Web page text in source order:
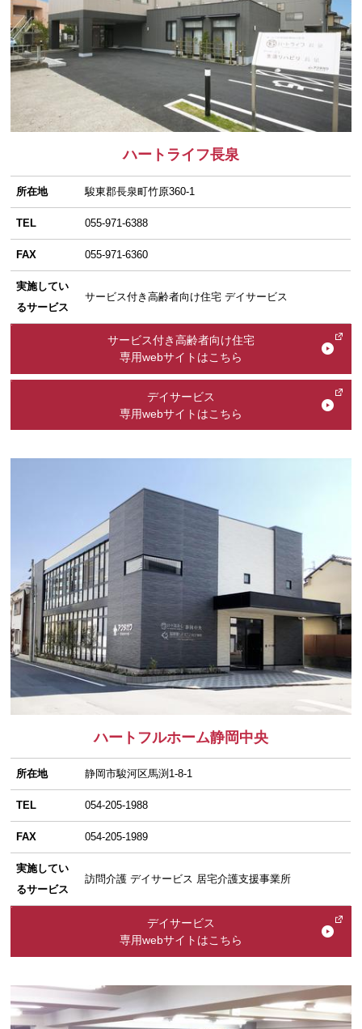
ハートライフ長泉
所在地 駿東郡長泉町竹原360-1
TEL 055-971-6388
FAX 055-971-6360
実施してい
るサービス
サービス付き高齢者向け住宅 デイサービス
サービス付き高齢者向け住宅
専用webサイトはこちら
デイサービス
専用webサイトはこちら
ハートフルホーム静岡中央
所在地 静岡市駿河区馬渕1-8-1
TEL 054-205-1988
FAX 054-205-1989
実施してい
るサービス
訪問介護 デイサービス 居宅介護支援事業所
デイサービス
専用webサイトはこちら